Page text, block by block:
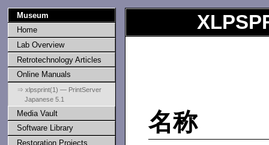
Museum
Home
Lab Overview
Retrotechnology Articles
Online Manuals
⇒ xlpsprint(1) — PrintServer
Japanese 5.1
Media Vault
Software Library
Restoration Projects
名称